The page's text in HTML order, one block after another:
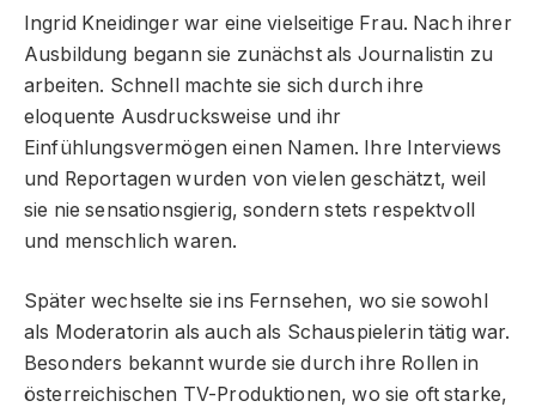
Ingrid Kneidinger war eine vielseitige Frau. Nach ihrer
Ausbildung begann sie zunächst als Journalistin zu
arbeiten. Schnell machte sie sich durch ihre
eloquente Ausdrucksweise und ihr
Einfühlungsvermögen einen Namen. Ihre Interviews
und Reportagen wurden von vielen geschätzt, weil
sie nie sensationsgierig, sondern stets respektvoll
und menschlich waren.
Später wechselte sie ins Fernsehen, wo sie sowohl
als Moderatorin als auch als Schauspielerin tätig war.
Besonders bekannt wurde sie durch ihre Rollen in
österreichischen TV-Produktionen, wo sie oft starke,